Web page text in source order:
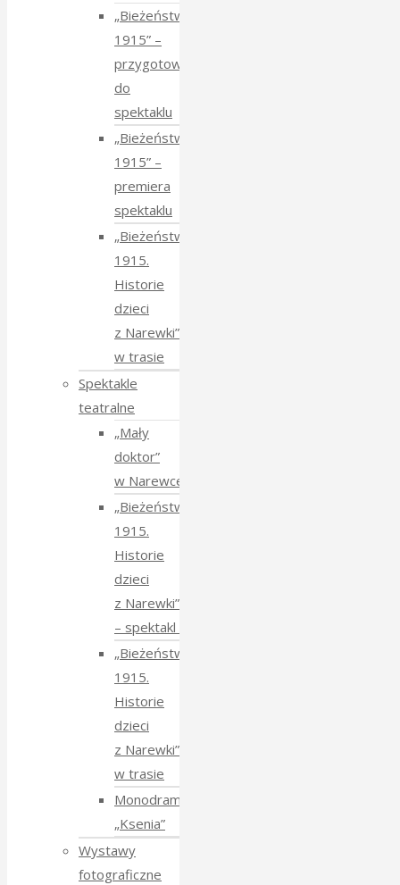
„Bieżeństwo
1915” –
przygotowania
do
spektaklu
„Bieżeństwo
1915” –
premiera
spektaklu
„Bieżeństwo
1915.
Historie
dzieci
z Narewki”
w trasie
Spektakle
teatralne
„Mały
doktor”
w Narewce
„Bieżeństwo
1915.
Historie
dzieci
z Narewki”
⁠–⁠ spektakl teatralny
„Bieżeństwo
1915.
Historie
dzieci
z Narewki”
w trasie
Monodram
„Ksenia”
Wystawy
fotograficzne